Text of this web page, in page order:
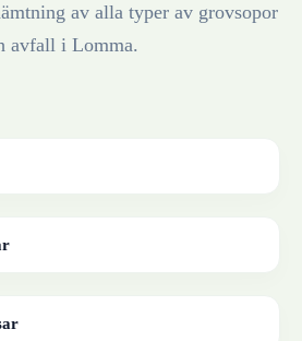
av alla typer av grovsopor
avfall i Lomma.